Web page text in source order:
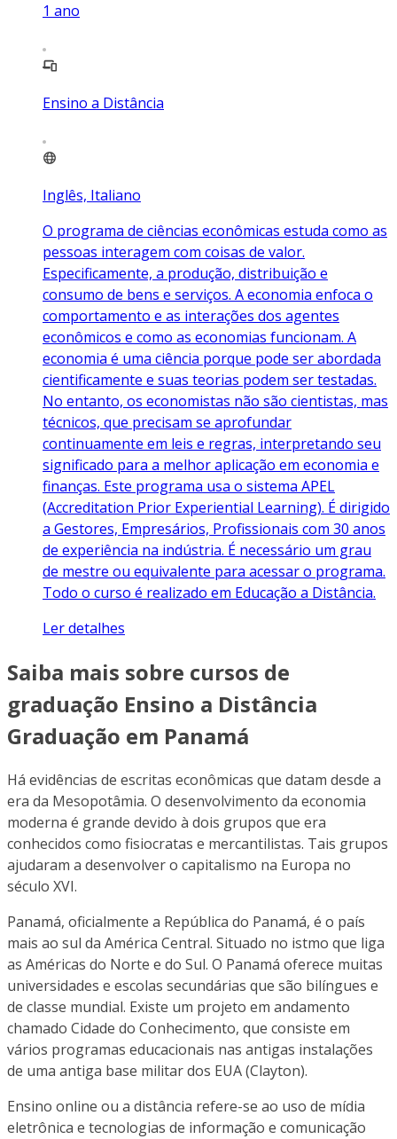
1 ano
Ensino a Distância
Inglês, Italiano
O programa de ciências econômicas estuda como as
pessoas interagem com coisas de valor.
Especificamente, a produção, distribuição e
consumo de bens e serviços. A economia enfoca o
comportamento e as interações dos agentes
econômicos e como as economias funcionam. A
economia é uma ciência porque pode ser abordada
cientificamente e suas teorias podem ser testadas.
No entanto, os economistas não são cientistas, mas
técnicos, que precisam se aprofundar
continuamente em leis e regras, interpretando seu
significado para a melhor aplicação em economia e
finanças. Este programa usa o sistema APEL
(Accreditation Prior Experiential Learning). É dirigido
a Gestores, Empresários, Profissionais com 30 anos
de experiência na indústria. É necessário um grau
de mestre ou equivalente para acessar o programa.
Todo o curso é realizado em Educação a Distância.
Ler detalhes
Saiba mais sobre cursos de
graduação Ensino a Distância
Graduação em Panamá
Há evidências de escritas econômicas que datam desde a
era da Mesopotâmia. O desenvolvimento da economia
moderna é grande devido à dois grupos que era
conhecidos como fisiocratas e mercantilistas. Tais grupos
ajudaram a desenvolver o capitalismo na Europa no
século XVI.
Panamá, oficialmente a República do Panamá, é o país
mais ao sul da América Central. Situado no istmo que liga
as Américas do Norte e do Sul. O Panamá oferece muitas
universidades e escolas secundárias que são bilíngues e
de classe mundial. Existe um projeto em andamento
chamado Cidade do Conhecimento, que consiste em
vários programas educacionais nas antigas instalações
de uma antiga base militar dos EUA (Clayton).
Ensino online ou a distância refere-se ao uso de mídia
eletrônica e tecnologias de informação e comunicação